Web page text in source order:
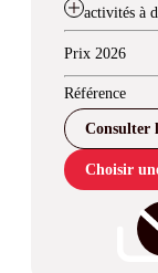
activités à
Prix 2026
Référence
Consulter
Choisir